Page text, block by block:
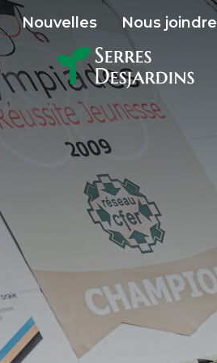
Nouvelles Nous joindre